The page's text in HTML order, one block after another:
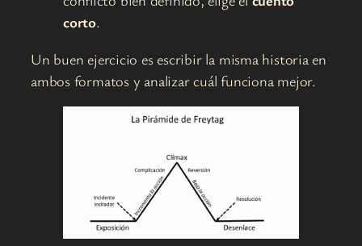
corto.
Un buen ejercicio es escribir la misma historia en
ambos formatos y analizar cuál funciona mejor.